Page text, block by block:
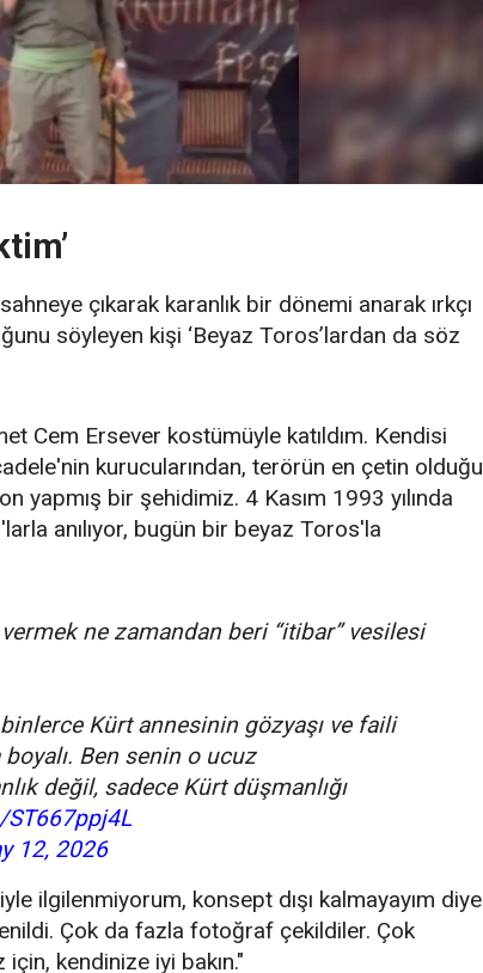
çıkarak karanlık bir dönemi anarak ırkçı
söyleyen kişi ‘Beyaz Toros’lardan da söz
Cem Ersever kostümüyle katıldım. Kendisi
kurucularından, terörün en çetin olduğu
yapmış bir şehidimiz. 4 Kasım 1993 yılında
anılıyor, bugün bir beyaz Toros'la
ne zamandan beri “itibar” vesilesi
binlerce Kürt annesinin gözyaşı ve faili
Ben senin o ucuz
değil, sadece Kürt düşmanlığı
12, 2026
ilgilenmiyorum, konsept dışı kalmayayım diye
Çok da fazla fotoğraf çekildiler. Çok
kendinize iyi bakın."